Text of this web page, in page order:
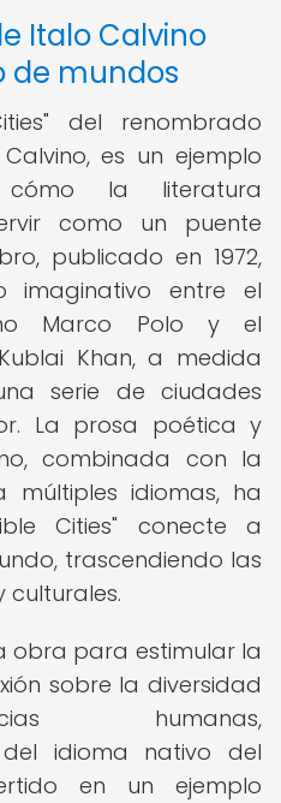
Italo Calvino
de mundos
del renombrado
es un ejemplo
cómo la literatura
como un puente
publicado en 1972,
imaginativo entre el
Marco Polo y el
Khan, a medida
serie de ciudades
La prosa poética y
combinada con la
múltiples idiomas, ha
Cities" conecte a
trascendiendo las
culturales.
obra para estimular la
sobre la diversidad
humanas,
del idioma nativo del
en un ejemplo